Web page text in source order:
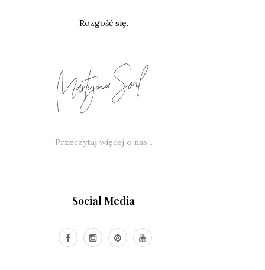
Rozgość się.
Przeczytaj więcej o nas...
Social Media